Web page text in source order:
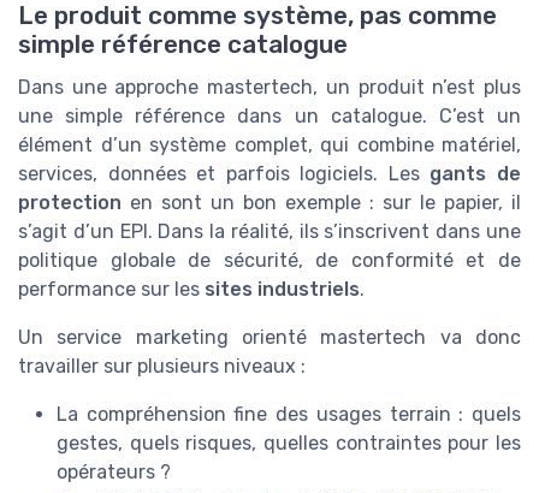
Le produit comme système, pas comme
simple référence catalogue
Dans une approche mastertech, un produit n’est plus
une simple référence dans un catalogue. C’est un
élément d’un système complet, qui combine matériel,
services, données et parfois logiciels. Les gants de
protection en sont un bon exemple : sur le papier, il
s’agit d’un EPI. Dans la réalité, ils s’inscrivent dans une
politique globale de sécurité, de conformité et de
performance sur les sites industriels.
Un service marketing orienté mastertech va donc
travailler sur plusieurs niveaux :
La compréhension fine des usages terrain : quels
gestes, quels risques, quelles contraintes pour les
opérateurs ?